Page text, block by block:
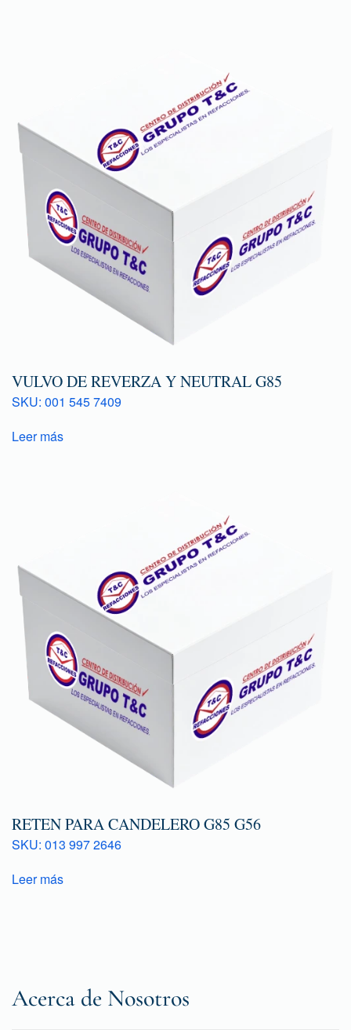
VULVO DE REVERZA Y NEUTRAL G85
SKU: 001 545 7409
Leer más
RETEN PARA CANDELERO G85 G56
SKU: 013 997 2646
Leer más
Acerca de Nosotros